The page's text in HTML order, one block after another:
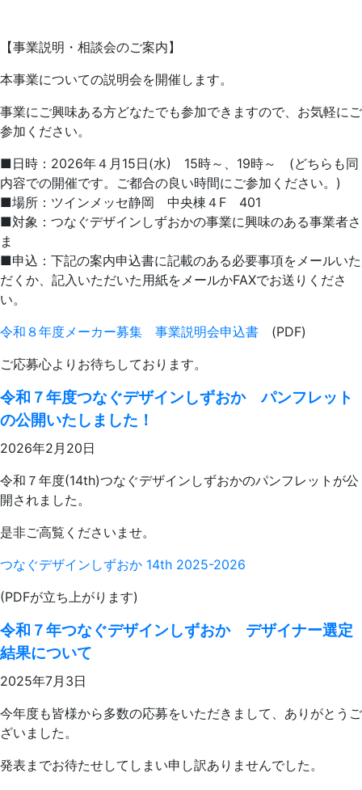
【事業説明・相談会のご案内】
本事業についての説明会を開催します。
事業にご興味ある方どなたでも参加できますので、お気軽にご
参加ください。
■日時：2026年４月15日(水) 15時～、19時～ (どちらも同
内容での開催です。ご都合の良い時間にご参加ください。)
■場所：ツインメッセ静岡 中央棟４F 401
■対象：つなぐデザインしずおかの事業に興味のある事業者さ
ま
■申込：下記の案内申込書に記載のある必要事項をメールいた
だくか、記入いただいた用紙をメールかFAXでお送りくださ
い。
令和８年度メーカー募集 事業説明会申込書 (PDF)
ご応募心よりお待ちしております。
令和７年度つなぐデザインしずおか パンフレット
の公開いたしました！
2026年2月20日
令和７年度(14th)つなぐデザインしずおかのパンフレットが公
開されました。
是非ご高覧くださいませ。
つなぐデザインしずおか 14th 2025-2026
(PDFが立ち上がります)
令和７年つなぐデザインしずおか デザイナー選定
結果について
2025年7月3日
今年度も皆様から多数の応募をいただきまして、ありがとうご
ざいました。
発表までお待たせしてしまい申し訳ありませんでした。